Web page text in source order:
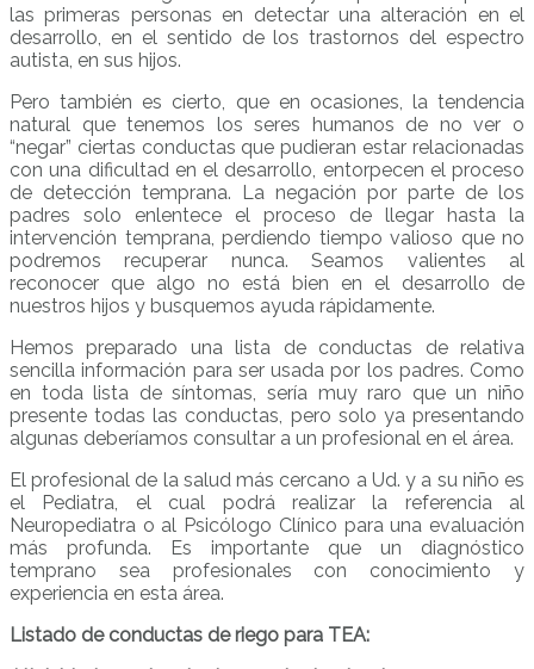
las primeras personas en detectar una alteración en el
desarrollo, en el sentido de los trastornos del espectro
autista, en sus hijos.
Pero también es cierto, que en ocasiones, la tendencia
natural que tenemos los seres humanos de no ver o
“negar” ciertas conductas que pudieran estar relacionadas
con una dificultad en el desarrollo, entorpecen el proceso
de detección temprana. La negación por parte de los
padres solo enlentece el proceso de llegar hasta la
intervención temprana, perdiendo tiempo valioso que no
podremos recuperar nunca. Seamos valientes al
reconocer que algo no está bien en el desarrollo de
nuestros hijos y busquemos ayuda rápidamente.
Hemos preparado una lista de conductas de relativa
sencilla información para ser usada por los padres. Como
en toda lista de síntomas, sería muy raro que un niño
presente todas las conductas, pero solo ya presentando
algunas deberíamos consultar a un profesional en el área.
El profesional de la salud más cercano a Ud. y a su niño es
el Pediatra, el cual podrá realizar la referencia al
Neuropediatra o al Psicólogo Clínico para una evaluación
más profunda. Es importante que un diagnóstico
temprano sea profesionales con conocimiento y
experiencia en esta área.
Listado de conductas de riego para TEA: